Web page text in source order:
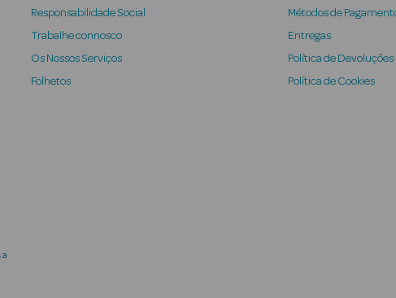
a
Responsabilidade Social
Trabalhe connosco
Os Nossos Serviços
Folhetos
Métodos de
Entregas
Política de Devoluções
Política de Cookies